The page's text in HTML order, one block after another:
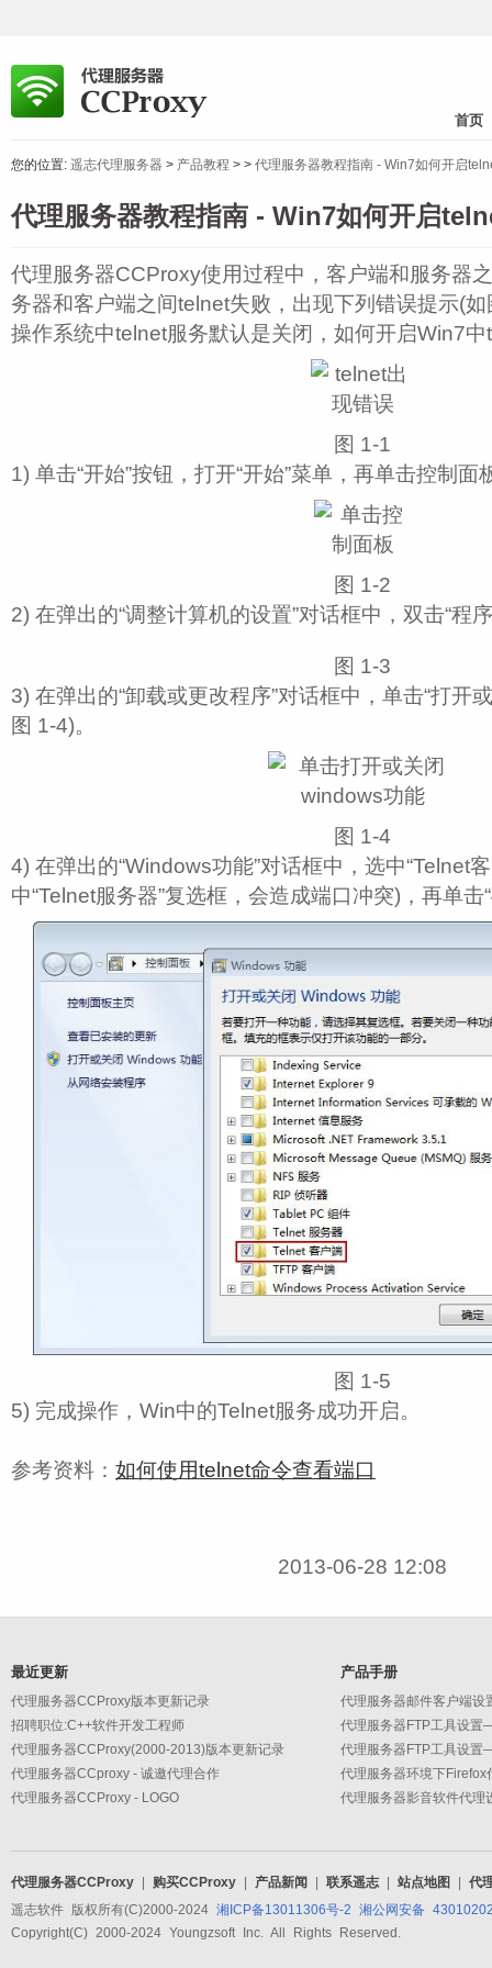
首页
您的位置: 遥志代理服务器 > 产品教程 > > 代理服务器教程指南 - Win7如何开启
代理服务器教程指南 - Win7如何开启
代理服务器CCProxy使用过程中，客户端和服务器
务器和客户端之间telnet失败，出现下列错误提示(
操作系统中telnet服务默认是关闭，如何开启Win7
图 1‑1
1) 单击“开始”按钮，打开“开始”菜单，再单击控制面
图 1‑2
2) 在弹出的“调整计算机的设置”对话框中，双击“程
图 1‑3
3) 在弹出的“卸载或更改程序”对话框中，单击“打开
图 1‑4)。
图 1‑4
4) 在弹出的“Windows功能”对话框中，选中“Telnet
中“Telnet服务器”复选框，会造成端口冲突)，再单击
图 1‑5
5) 完成操作，Win中的Telnet服务成功开启。
参考资料： 如何使用telnet命令查看端口
2013-06-28 12:08
最近更新
代理服务器CCProxy版本更新记录
招聘职位:C++软件开发工程师
代理服务器CCProxy(2000-2013)版本更新记录
代理服务器CCproxy - 诚邀代理合作
代理服务器CCProxy - LOGO
产品手册
代理服务器环境下Firefox
代理服务器CCProxy 购买CCProxy 产品新闻 联系遥志 站点地图
代
遥志软件 版权所有(C)2000-2024 湘ICP备13011306号-2 湘公网安备
Copyright(C) 2000-2024 Youngzsoft Inc. All Rights Reserved.